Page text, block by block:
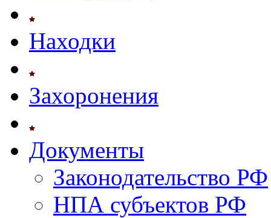
Находки
Захоронения
Документы
Законодательство РФ
НПА субъектов РФ